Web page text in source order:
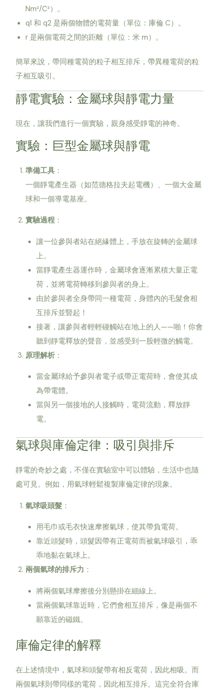
Nm²/C²）。
q1 和 q2 是兩個物體的電荷量（單位：庫倫 C）。
r 是兩個電荷之間的距離（單位：米 m）。
簡單來說，帶同種電荷的粒子相互排斥，帶異種電荷的粒
子相互吸引。
靜電實驗：金屬球與靜電力量
現在，讓我們進行一個實驗，親身感受靜電的神奇。
實驗：巨型金屬球與靜電
準備工具 ：
一個靜電產生器（如范德格拉夫起電機）、一個大金屬
球和一個導電基座。
實驗過程 ：
讓一位參與者站在絕緣體上，手放在旋轉的金屬球
上。
當靜電產生器運作時，金屬球會逐漸累積大量正電
荷，並將電荷轉移到參與者的身上。
由於參與者全身帶同一種電荷，身體內的毛髮會相
互排斥並豎起！
接著，讓參與者輕輕碰觸站在地上的人——啪！你會
聽到靜電釋放的聲音，並感受到一股輕微的觸電。
原理解析 ：
當金屬球給予參與者電子或帶正電荷時，會使其成
為帶電體。
當與另一個接地的人接觸時，電荷流動，釋放靜
電。
氣球與庫倫定律：吸引與排斥
靜電的奇妙之處，不僅在實驗室中可以體驗，生活中也隨
處可見。例如，用氣球輕鬆複製庫倫定律的現象。
氣球吸頭髮 ：
用毛巾或毛衣快速摩擦氣球，使其帶負電荷。
靠近頭髮時，頭髮因帶有正電荷而被氣球吸引，乖
乖地黏在氣球上。
兩個氣球的排斥力 ：
將兩個氣球摩擦後分別懸掛在細線上。
當兩個氣球靠近時，它們會相互排斥，像是兩個不
願靠近的磁鐵。
庫倫定律的解釋
在上述情境中，氣球和頭髮帶有相反電荷，因此相吸。而
兩個氣球則帶同樣的電荷，因此相互排斥。這完全符合庫